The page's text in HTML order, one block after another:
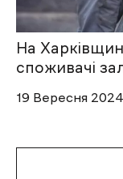
На
споживачі
19 Вересня